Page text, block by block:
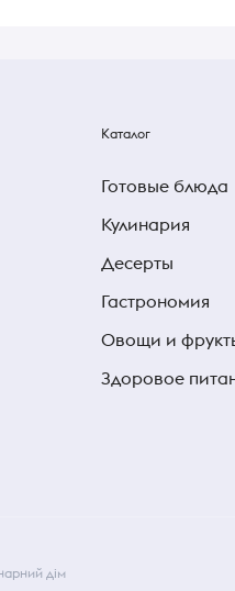
Каталог
Готовые блюда
Кулинария
Десерты
Гастрономия
Овощи и
Здоровое
дім